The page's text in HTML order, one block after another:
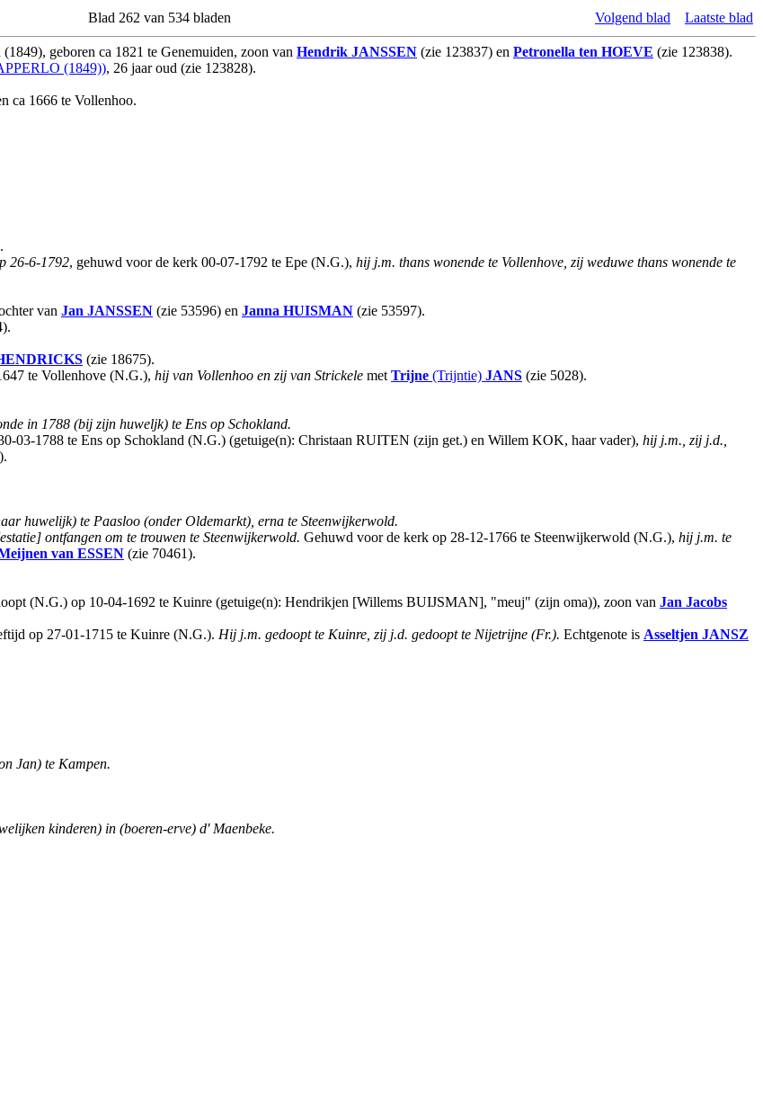
Blad 262 van 534 bladen Volgend blad Laatste blad
geboren ca 1821 te Genemuiden, zoon van Hendrik JANSSEN (zie 123837) en Petronella ten HOEVE (zie 123838).
(1849)), 26 jaar oud (zie 123828).
ca 1666 te Vollenhoo.
26-6-1792, gehuwd voor de kerk 00-07-1792 te Epe (N.G.), hij j.m. thans wonende te Vollenhove, zij weduwe thans wonende te
van Jan JANSSEN (zie 53596) en Janna HUISMAN (zie 53597).
(zie 18675).
te Vollenhove (N.G.), hij van Vollenhoo en zij van Strickele met Trijne (Trijntie) JANS (zie 5028).
in 1788 (bij zijn huweljk) te Ens op Schokland.
03-1788 te Ens op Schokland (N.G.) (getuige(n): Christaan RUITEN (zijn get.) en Willem KOK, haar vader), hij j.m., zij j.d.,
huwelijk) te Paasloo (onder Oldemarkt), erna te Steenwijkerwold.
ontfangen om te trouwen te Steenwijkerwold. Gehuwd voor de kerk op 28-12-1766 te Steenwijkerwold (N.G.), hij j.m. te
van ESSEN (zie 70461).
(N.G.) op 10-04-1692 te Kuinre (getuige(n): Hendrikjen [Willems BUIJSMAN], "meuj" (zijn oma)), zoon van Jan Jacobs
op 27-01-1715 te Kuinre (N.G.). Hij j.m. gedoopt te Kuinre, zij j.d. gedoopt te Nijetrijne (Fr.). Echtgenote is Asseltjen JANSZ
Jan) te Kampen.
kinderen) in (boeren-erve) d' Maenbeke.